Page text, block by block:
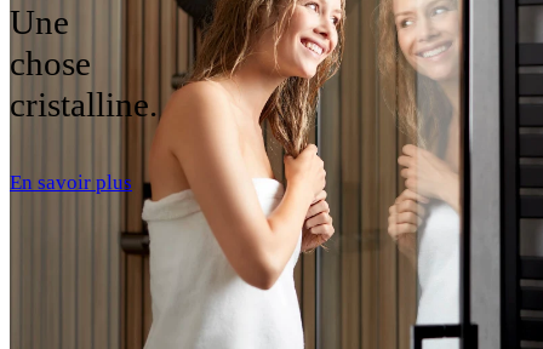
Une
chose
cristalline.
En savoir plus